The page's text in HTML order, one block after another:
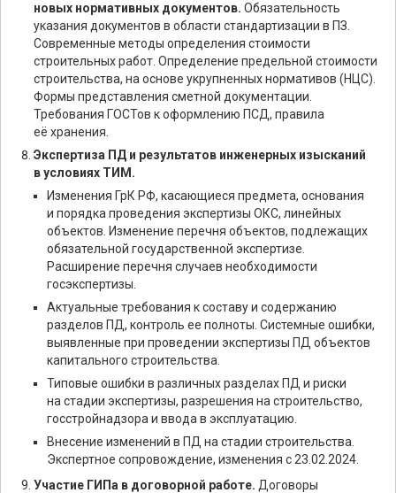
новых нормативных документов. Обязательность
указания документов в области стандартизации в ПЗ.
Современные методы определения стоимости
строительных работ. Определение предельной стоимости
строительства, на основе укрупненных нормативов (НЦС).
Формы представления сметной документации.
Требования ГОСТов к оформлению ПСД, правила
её хранения.
Экспертиза ПД и результатов инженерных изысканий
в условиях ТИМ.
Изменения ГрК РФ, касающиеся предмета, основания
и порядка проведения экспертизы ОКС, линейных
объектов. Изменение перечня объектов, подлежащих
обязательной государственной экспертизе.
Расширение перечня случаев необходимости
госэкспертизы.
Актуальные требования к составу и содержанию
разделов ПД, контроль ее полноты. Системные ошибки,
выявленные при проведении экспертизы ПД объектов
капитального строительства.
Типовые ошибки в различных разделах ПД и риски
на стадии экспертизы, разрешения на строительство,
госстройнадзора и ввода в эксплуатацию.
Внесение изменений в ПД на стадии строительства.
Экспертное сопровождение, изменения с 23.02.2024.
Участие ГИПа в договорной работе. Договоры